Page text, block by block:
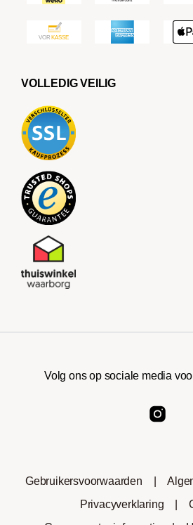
VOLLEDIG VEILIG
Volg ons op sociale media
Gebruikersvoorwaarden
Privacyverklaring